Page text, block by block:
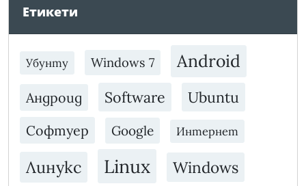
Етикети
Убунту Windows 7 Android
Андроид Software Ubuntu
Софтуер Google Интернет
Линукс Linux Windows